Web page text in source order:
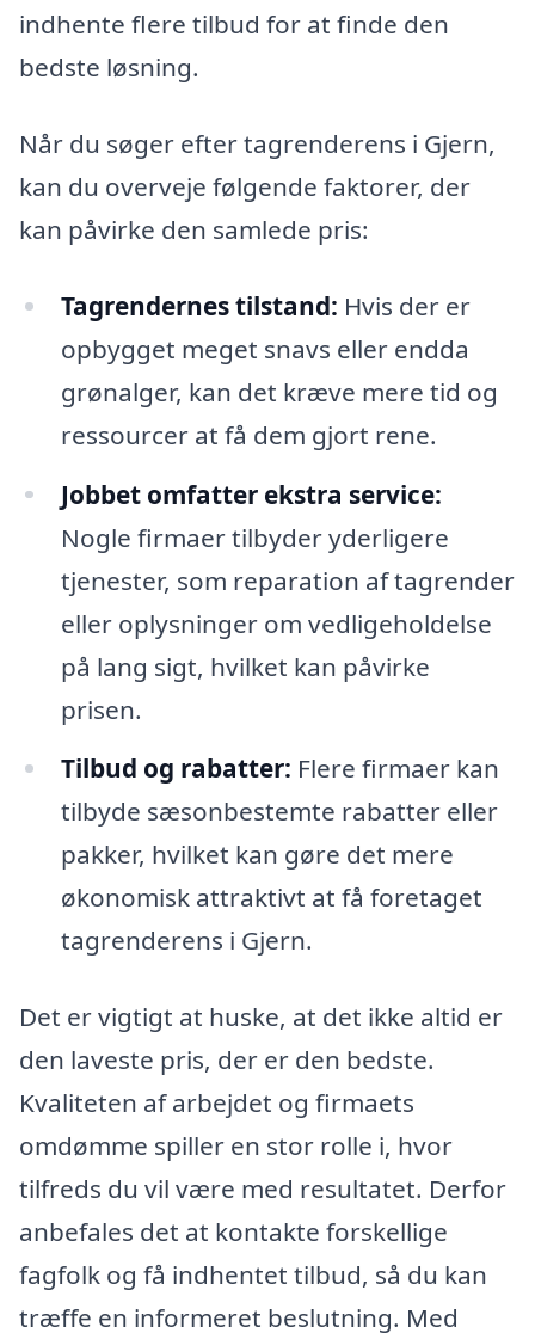
indhente flere tilbud for at finde den
bedste løsning.
Når du søger efter tagrenderens i Gjern,
kan du overveje følgende faktorer, der
kan påvirke den samlede pris:
Tagrendernes tilstand: Hvis der er
opbygget meget snavs eller endda
grønalger, kan det kræve mere tid og
ressourcer at få dem gjort rene.
Jobbet omfatter ekstra service:
Nogle firmaer tilbyder yderligere
tjenester, som reparation af tagrender
eller oplysninger om vedligeholdelse
på lang sigt, hvilket kan påvirke
prisen.
Tilbud og rabatter: Flere firmaer kan
tilbyde sæsonbestemte rabatter eller
pakker, hvilket kan gøre det mere
økonomisk attraktivt at få foretaget
tagrenderens i Gjern.
Det er vigtigt at huske, at det ikke altid er
den laveste pris, der er den bedste.
Kvaliteten af arbejdet og firmaets
omdømme spiller en stor rolle i, hvor
tilfreds du vil være med resultatet. Derfor
anbefales det at kontakte forskellige
fagfolk og få indhentet tilbud, så du kan
træffe en informeret beslutning. Med